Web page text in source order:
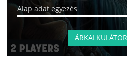
Alap adat egyezés
ÁRKALKULÁTOR